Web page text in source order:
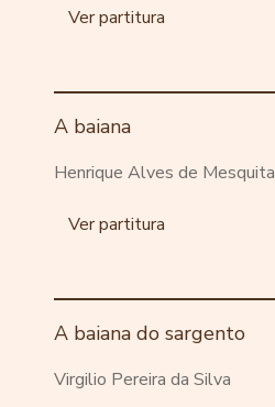
Ver partitura
A baiana
Henrique Alves de Mesquita
Ver partitura
A baiana do sargento
Virgilio Pereira da Silva